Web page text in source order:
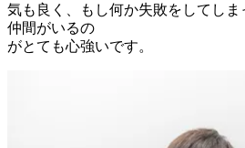
気も良く、もし何か失敗をしてし
仲間がいるの
がとても心強いです。